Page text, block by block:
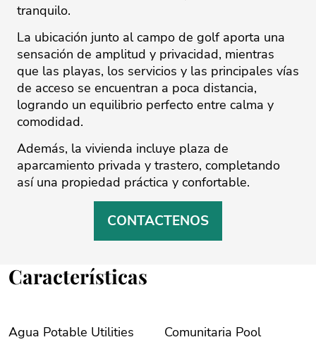
tranquilo.
La ubicación junto al campo de golf aporta una
sensación de amplitud y privacidad, mientras
que las playas, los servicios y las principales vías
de acceso ‌se ‌encuentran ‌a ‌poca ‌distancia,
logrando un ‌equilibrio ‌perfecto ‌entre ‌calma ‌y
comodidad.
Además, ‌la ‌vivienda ‌incluye ‌plaza ‌de
aparcamiento privada ‌y trastero, completando
‌así ‌una ‌propiedad ‌práctica ‌y ‌confortable.
CONTACTENOS
Características
Agua Potable Utilities
Comunitaria Pool